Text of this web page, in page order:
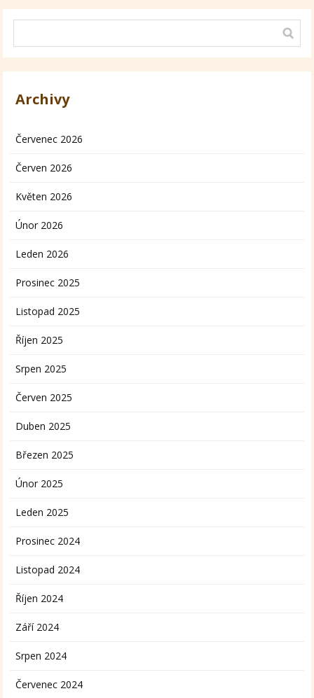
Archivy
Červenec 2026
Červen 2026
Květen 2026
Únor 2026
Leden 2026
Prosinec 2025
Listopad 2025
Říjen 2025
Srpen 2025
Červen 2025
Duben 2025
Březen 2025
Únor 2025
Leden 2025
Prosinec 2024
Listopad 2024
Říjen 2024
Září 2024
Srpen 2024
Červenec 2024